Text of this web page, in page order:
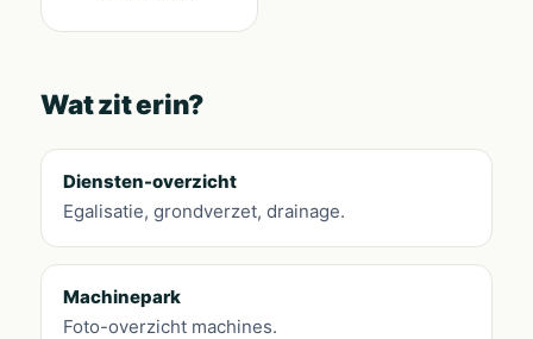
Wat zit erin?
Diensten-overzicht
Egalisatie, grondverzet, drainage.
Machinepark
Foto-overzicht machines.